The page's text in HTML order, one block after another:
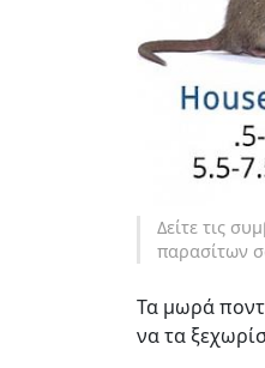
Δείτε τις
παρασίτων
Τα μωρά
να τα